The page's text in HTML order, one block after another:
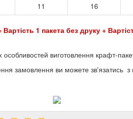
11 16
1 пакета без друку +
особливостей виготовлення крафт-
замовлення ви можете зв'язатись